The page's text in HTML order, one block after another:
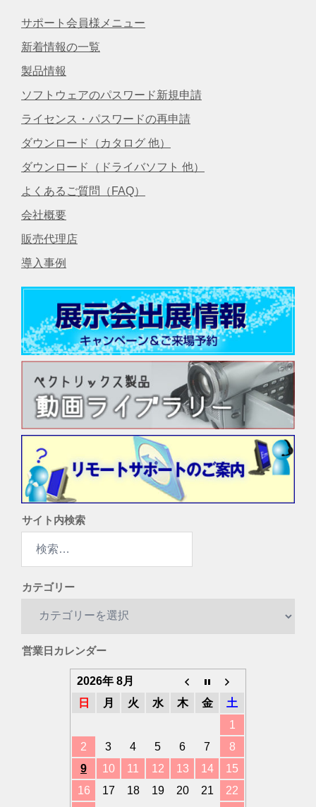
サポート会員様メニュー
新着情報の一覧
製品情報
ソフトウェアのパスワード新規申請
ライセンス・パスワードの再申請
ダウンロード（カタログ 他）
ダウンロード（ドライバソフト 他）
よくあるご質問（FAQ）
会社概要
販売代理店
導入事例
サイト内検索
カテゴリー
リ
営業日カレンダー
2026年 8月
日
月 火 水 木 金
土
1
2
3 4 5 6 7
8
9
10 11 12 13 14
15
16
17 18 19 20 21
22